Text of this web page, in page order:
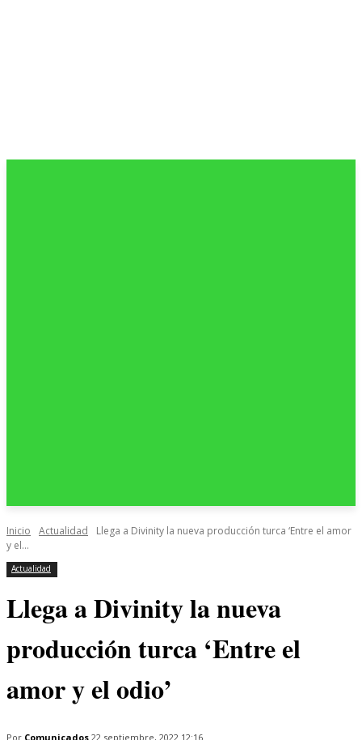
Inicio Actualidad
Llega a Divinity la nueva producción turca ‘Entre el amor
y el...
Actualidad
Llega a Divinity la nueva
producción turca ‘Entre el
amor y el odio’
Por Comunicados 22 septiembre, 2022 12:16